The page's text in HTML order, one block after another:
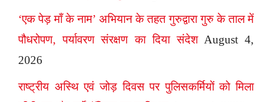
‘एक पेड़ माँ के नाम’ अभियान के तहत गुरुद्वारा गुरु के ताल में
पौधरोपण, पर्यावरण संरक्षण का दिया संदेश August 4,
2026
राष्ट्रीय अस्थि एवं जोड़ दिवस पर पुलिसकर्मियों को मिला